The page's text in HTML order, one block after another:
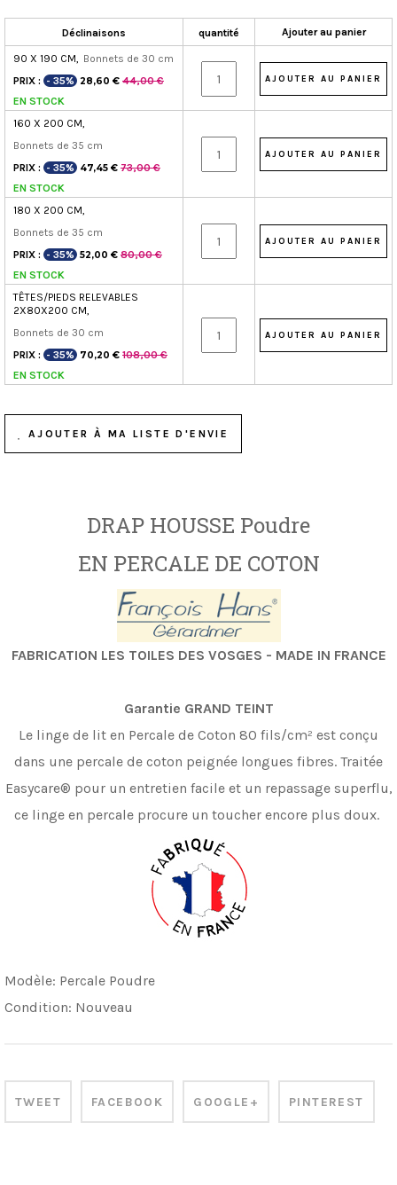
Déclinaisons quantité Ajouter au panier
90 X 190 CM, Bonnets de 30 cm
PRIX : - 35% 28,60 € 44,00 €
EN STOCK
160 X 200 CM,
Bonnets de 35 cm
PRIX : - 35% 47,45 € 73,00 €
EN STOCK
180 X 200 CM,
Bonnets de 35 cm
PRIX : - 35% 52,00 € 80,00 €
EN STOCK
TÊTES/PIEDS RELEVABLES
2X80X200 CM,
Bonnets de 30 cm
PRIX : - 35% 70,20 € 108,00 €
EN STOCK
AJOUTER À MA LISTE D'ENVIE
DRAP HOUSSE Poudre
EN PERCALE DE COTON
FABRICATION LES TOILES DES VOSGES - MADE IN FRANCE
Garantie GRAND TEINT
Le linge de lit en Percale de Coton 80 fils/cm² est conçu
dans une percale de coton peignée longues fibres. Traitée
Easycare® pour un entretien facile et un repassage superflu,
ce linge en percale procure un toucher encore plus doux.
Modèle: Percale Poudre
Condition: Nouveau
TWEET FACEBOOK GOOGLE+ PINTEREST